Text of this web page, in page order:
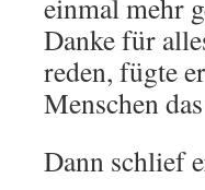
einmal mehr
Danke für
reden, fügte
Menschen
Dann schlief